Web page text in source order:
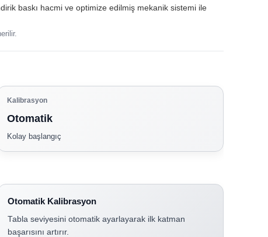
baskı hacmi ve optimize edilmiş mekanik sistemi ile
Kalibrasyon
Otomatik
Kolay başlangıç
Otomatik Kalibrasyon
Tabla seviyesini otomatik ayarlayarak ilk katman
başarısını artırır.